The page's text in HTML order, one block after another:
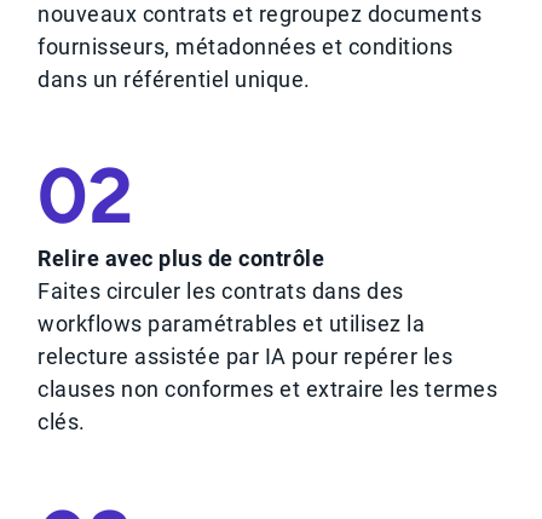
nouveaux contrats et regroupez documents
fournisseurs, métadonnées et conditions
dans un référentiel unique.
02
Relire avec plus de contrôle
Faites circuler les contrats dans des
workflows paramétrables et utilisez la
relecture assistée par IA pour repérer les
clauses non conformes et extraire les termes
clés.